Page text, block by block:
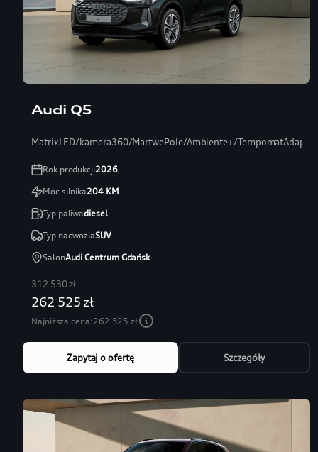
Audi Q5
MatrixLED/kamera360/MartwePole/Ambiente+/
Rok produkcji2026
Moc silnika204KM
Typ paliwadiesel
Typ nadwoziaSUV
SalonAudi Centrum Gdańsk
312 530 zł
262 525 zł
Najniższa cena:262 525 zł
Zapytaj o ofertę Szczegóły